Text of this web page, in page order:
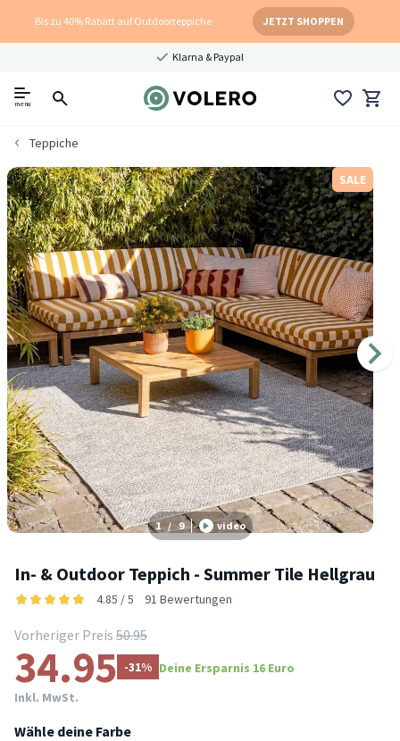
Bis zu 40% Rabatt auf Outdoorteppiche JETZT SHOPPEN
Klarna & Paypal
menu
Teppiche
SALE
1 / 9 video
In- & Outdoor Teppich - Summer Tile Hellgrau
4.85 / 5 91 Bewertungen
Vorheriger Preis 50.95
34.95 -31% Deine Ersparnis 16 Euro
Inkl. MwSt.
Wähle deine Farbe